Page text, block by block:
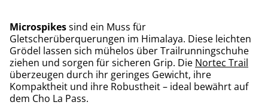
Microspikessind ein Muss für
Gletscherüberquerungen im Himalaya. Diese leichten
Grödel lassen sich mühelos über Trailrunningschuhe
ziehen und sorgen für sicheren Grip. Die Nortec Trail
überzeugen durch ihr geringes Gewicht, ihre
Kompaktheit und ihre Robustheit – ideal bewährt auf
dem Cho La Pass.